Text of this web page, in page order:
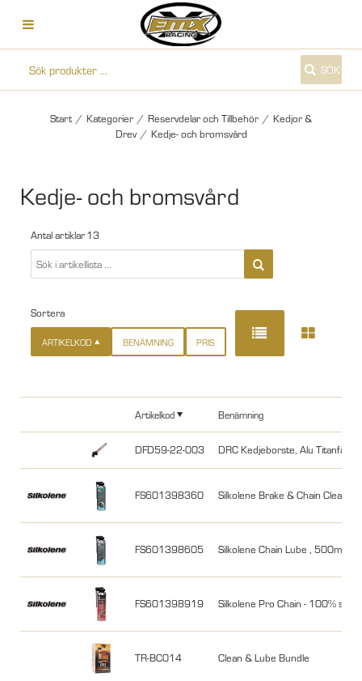
SÖK
Start / Kategorier / Reservdelar och Tillbehör / Kedjor &
Drev / Kedje- och bromsvård
Kedje- och bromsvård
Antal artiklar13
Sortera
ARTIKELKOD BENÄMNING PRIS
Artikelkod Benämning
DFD59-22-003 DRC Kedjeborste, Alu
FS601398360 Silkolene Brake & Chain
FS601398605 Silkolene Chain Lube , 500ml
FS601398919 Silkolene Pro Chain - 100%
TR-BC014 Clean & Lube Bundle